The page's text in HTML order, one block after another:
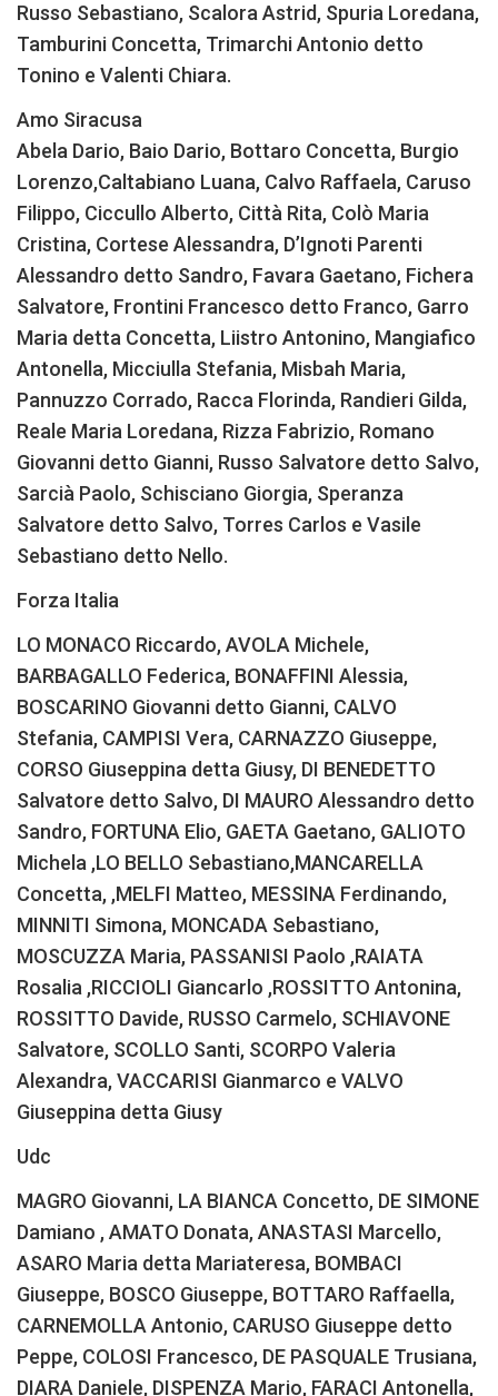
Russo Sebastiano, Scalora Astrid, Spuria Loredana,
Tamburini Concetta, Trimarchi Antonio detto
Tonino e Valenti Chiara.
Amo Siracusa
Abela Dario, Baio Dario, Bottaro Concetta, Burgio
Lorenzo,Caltabiano Luana, Calvo Raffaela, Caruso
Filippo, Ciccullo Alberto, Città Rita, Colò Maria
Cristina, Cortese Alessandra, D’Ignoti Parenti
Alessandro detto Sandro, Favara Gaetano, Fichera
Salvatore, Frontini Francesco detto Franco, Garro
Maria detta Concetta, Liistro Antonino, Mangiafico
Antonella, Micciulla Stefania, Misbah Maria,
Pannuzzo Corrado, Racca Florinda, Randieri Gilda,
Reale Maria Loredana, Rizza Fabrizio, Romano
Giovanni detto Gianni, Russo Salvatore detto Salvo,
Sarcià Paolo, Schisciano Giorgia, Speranza
Salvatore detto Salvo, Torres Carlos e Vasile
Sebastiano detto Nello.
Forza Italia
LO MONACO Riccardo, AVOLA Michele,
BARBAGALLO Federica, BONAFFINI Alessia,
BOSCARINO Giovanni detto Gianni, CALVO
Stefania, CAMPISI Vera, CARNAZZO Giuseppe,
CORSO Giuseppina detta Giusy, DI BENEDETTO
Salvatore detto Salvo, DI MAURO Alessandro detto
Sandro, FORTUNA Elio, GAETA Gaetano, GALIOTO
Michela ,LO BELLO Sebastiano,MANCARELLA
Concetta, ,MELFI Matteo, MESSINA Ferdinando,
MINNITI Simona, MONCADA Sebastiano,
MOSCUZZA Maria, PASSANISI Paolo ,RAIATA
Rosalia ,RICCIOLI Giancarlo ,ROSSITTO Antonina,
ROSSITTO Davide, RUSSO Carmelo, SCHIAVONE
Salvatore, SCOLLO Santi, SCORPO Valeria
Alexandra, VACCARISI Gianmarco e VALVO
Giuseppina detta Giusy
Udc
MAGRO Giovanni, LA BIANCA Concetto, DE SIMONE
Damiano , AMATO Donata, ANASTASI Marcello,
ASARO Maria detta Mariateresa, BOMBACI
Giuseppe, BOSCO Giuseppe, BOTTARO Raffaella,
CARNEMOLLA Antonio, CARUSO Giuseppe detto
Peppe, COLOSI Francesco, DE PASQUALE Trusiana,
DIARA Daniele, DISPENZA Mario, FARACI Antonella,